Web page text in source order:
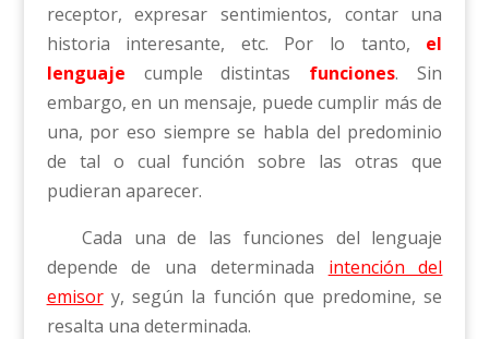
receptor, expresar sentimientos, contar una
historia interesante, etc. Por lo tanto, el
lenguaje cumple distintas funciones. Sin
embargo, en un mensaje, puede cumplir más de
una, por eso siempre se habla del predominio
de tal o cual función sobre las otras que
pudieran aparecer.
Cada una de las funciones del lenguaje
depende de una determinada intención del
emisory, según la función que predomine, se
resalta una determinada.